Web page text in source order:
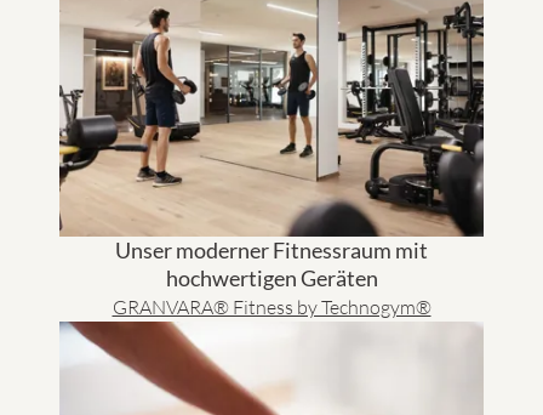
Unser moderner Fitnessraum mit
hochwertigen Geräten
GRANVARA® Fitness by Technogym®